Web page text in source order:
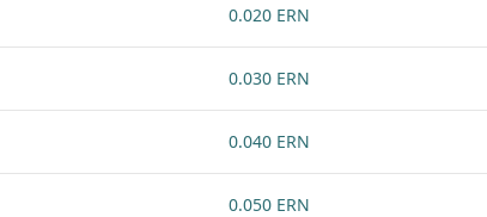
0.020 ERN
0.030 ERN
0.040 ERN
0.050 ERN